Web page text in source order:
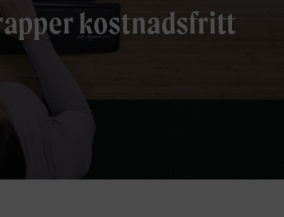
kostnadsfritt